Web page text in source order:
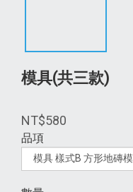
模具(共三款)
NT$580
品項